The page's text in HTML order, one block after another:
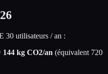
30 utilisateurs / an :
144 kg CO2/an (équivalent 720